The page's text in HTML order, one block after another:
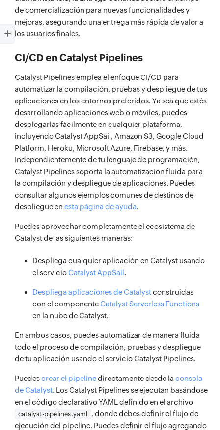
de comercialización para nuevas funcionalidades y
mejoras, asegurando una entrega más rápida de valor a
los usuarios finales.
CI/CD en Catalyst Pipelines
Catalyst Pipelines emplea el enfoque CI/CD para
automatizar la compilación, pruebas y despliegue de tus
aplicaciones en los entornos preferidos. Ya sea que estés
desarrollando aplicaciones web o móviles, puedes
desplegarlas fácilmente en cualquier plataforma,
incluyendo Catalyst AppSail, Amazon S3, Google Cloud
Platform, Heroku, Microsoft Azure, Firebase, y más.
Independientemente de tu lenguaje de programación,
Catalyst Pipelines soporta la automatización fluida para
la compilación y despliegue de aplicaciones. Puedes
consultar algunos ejemplos comunes de destinos de
despliegue en esta página de ayuda.
Puedes aprovechar completamente el ecosistema de
Catalyst de las siguientes maneras:
Despliega cualquier aplicación en Catalyst usando
el servicioCatalyst AppSail.
Despliega aplicaciones de Catalystconstruidas
con el componenteCatalyst Serverless Functions
en la nube de Catalyst.
En ambos casos, puedes automatizar de manera fluida
todo el proceso de compilación, pruebas y despliegue
de tu aplicación usando el servicio Catalyst Pipelines.
Puedescrear el pipelinedirectamente desde la consola
de Catalyst. Los Catalyst Pipelines se ejecutan basándose
en el código declarativo YAML definido en el archivo
catalyst-pipelines.yaml
, donde debes definir el flujo de
ejecución del pipeline. Puedes definir el flujo agregando